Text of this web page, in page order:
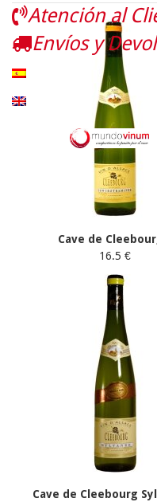
Cave de
16.5 €
Cave de Cleebourg
Atención al
Envíos y